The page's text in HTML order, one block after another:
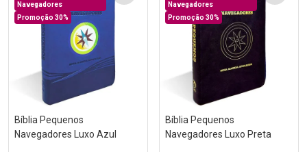
Navegadores
Promoção 30%
Bíblia Pequenos
Navegadores Luxo Azul
Navegadores
Promoção 30%
Bíblia Pequenos
Navegadores Luxo Preta